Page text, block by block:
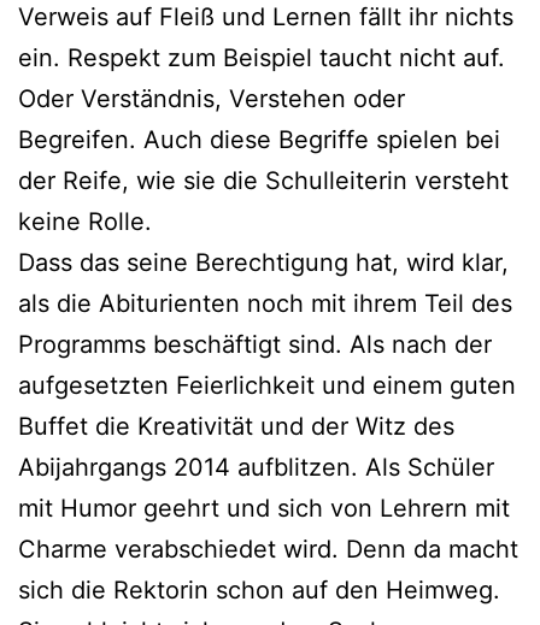
Verweis auf Fleiß und Lernen fällt ihr nichts
ein. Respekt zum Beispiel taucht nicht auf.
Oder Verständnis, Verstehen oder
Begreifen. Auch diese Begriffe spielen bei
der Reife, wie sie die Schulleiterin versteht
keine Rolle.
Dass das seine Berechtigung hat, wird klar,
als die Abiturienten noch mit ihrem Teil des
Programms beschäftigt sind. Als nach der
aufgesetzten Feierlichkeit und einem guten
Buffet die Kreativität und der Witz des
Abijahrgangs 2014 aufblitzen. Als Schüler
mit Humor geehrt und sich von Lehrern mit
Charme verabschiedet wird. Denn da macht
sich die Rektorin schon auf den Heimweg.